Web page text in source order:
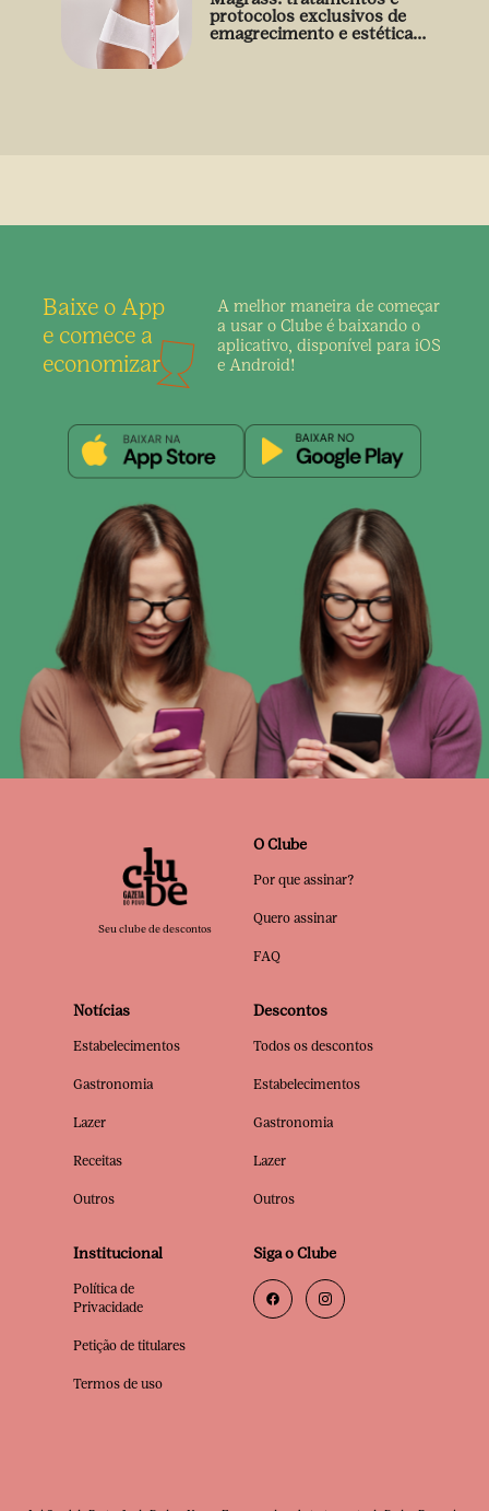
protocolos exclusivos de
emagrecimento e estética
Baixe o App
e comece a
economizar
A melhor maneira de começar
a usar o Clube é baixando o
aplicativo, disponível para iOS
e Android!
Seu clube de descontos
O Clube
Por que assinar?
Quero assinar
FAQ
Notícias
Estabelecimentos
Gastronomia
Lazer
Receitas
Outros
Descontos
Todos os descontos
Estabelecimentos
Gastronomia
Lazer
Outros
Institucional
Política de
Privacidade
Petição de titulares
Termos de uso
Siga o Clube